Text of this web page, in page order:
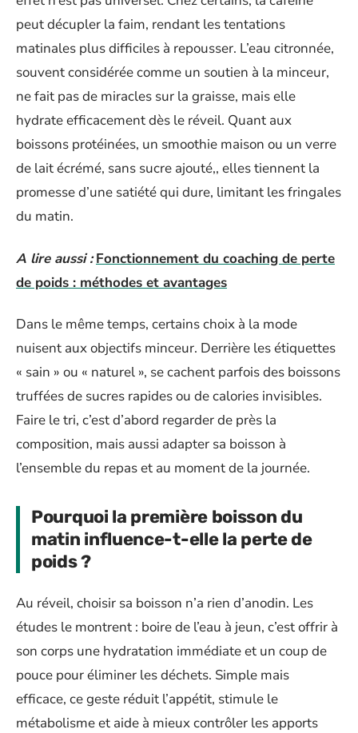
peut décupler la faim, rendant les tentations
matinales plus difficiles à repousser. L’eau citronnée,
souvent considérée comme un soutien à la minceur,
ne fait pas de miracles sur la graisse, mais elle
hydrate efficacement dès le réveil. Quant aux
boissons protéinées, un smoothie maison ou un verre
de lait écrémé, sans sucre ajouté,, elles tiennent la
promesse d’une satiété qui dure, limitant les fringales
du matin.
A lire aussi : Fonctionnement du coaching de perte
de poids : méthodes et avantages
Dans le même temps, certains choix à la mode
nuisent aux objectifs minceur. Derrière les étiquettes
« sain » ou « naturel », se cachent parfois des boissons
truffées de sucres rapides ou de calories invisibles.
Faire le tri, c’est d’abord regarder de près la
composition, mais aussi adapter sa boisson à
l’ensemble du repas et au moment de la journée.
Pourquoi la première boisson du
matin influence-t-elle la perte de
poids ?
Au réveil, choisir sa boisson n’a rien d’anodin. Les
études le montrent : boire de l’eau à jeun, c’est offrir à
son corps une hydratation immédiate et un coup de
pouce pour éliminer les déchets. Simple mais
efficace, ce geste réduit l’appétit, stimule le
métabolisme et aide à mieux contrôler les apports